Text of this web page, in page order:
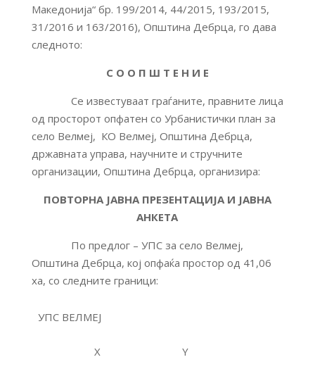
Македонија“ бр. 199/2014, 44/2015, 193/2015,
31/2016 и 163/2016), Општина Дебрца, го дава
следното:
С О О П Ш Т Е Н И Е
Се известуваат граѓаните, правните лица
од просторот опфатен со Урбанистички план за
село Велмеј, КО Велмеј, Општина Дебрца,
државната управа, научните и стручните
организации, Општина Дебрца, организира:
ПОВТОРНА ЈАВНА ПРЕЗЕНТАЦИЈА И ЈАВНА
АНКЕТА
По предлог – УПС за село Велмеј,
Општина Дебрца, кој опфаќа простор од 41,06
ха, со следните граници:
УПС ВЕЛМЕЈ
X Y